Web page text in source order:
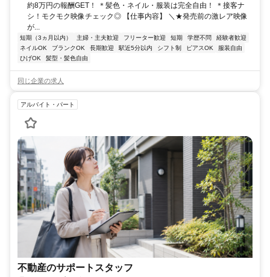
約8万円の報酬GET！ ＊髪色・ネイル・服装は完全自由！ ＊接客ナ
シ！モクモク映像チェック◎ 【仕事内容】 ＼★発売前の激レア映像
が...
短期（3ヵ月以内） 主婦・主夫歓迎 フリーター歓迎 短期 学歴不問
経験者歓迎
ネイルOK
ブランクOK 長期歓迎 駅近5分以内 シフト制 ピアスOK
服装自由
ひげOK
髪型・髪色自由
同じ企業の求人
アルバイト・パート
不動産のサポートスタッフ